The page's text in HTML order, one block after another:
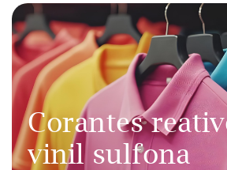
Corantes
vinil sulfona